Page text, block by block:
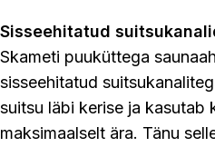
Sisseehitatud
Skameti puuküttega
sisseehitatud
suitsu läbi kerise ja kasutab
maksimaalselt ära. Tänu